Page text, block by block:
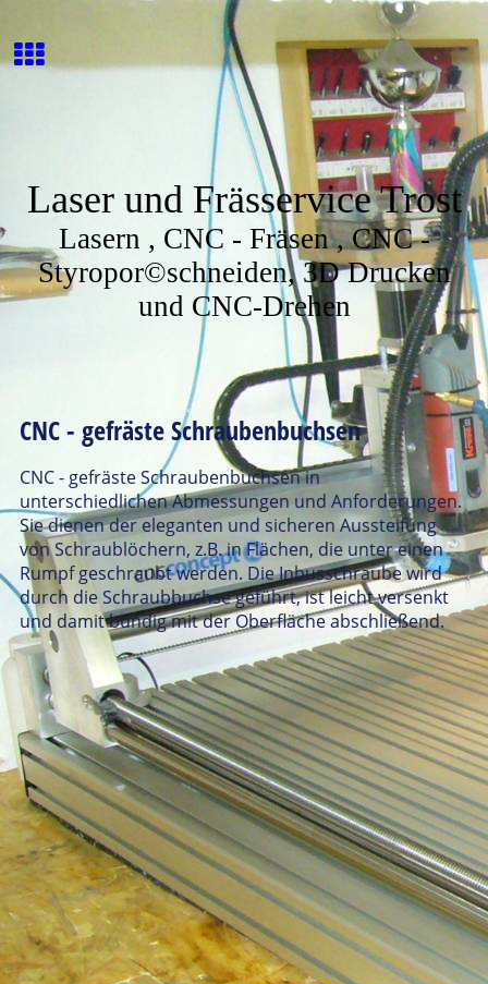
Laser und Frässervice Trost
Lasern , CNC - Fräsen , CNC -
Styropor©schneiden, 3D Drucken
und CNC-Drehen
CNC - gefräste Schraubenbuchsen
CNC - gefräste Schraubenbuchsen in
unterschiedlichen Abmessungen und Anforderungen.
Sie dienen der eleganten und sicheren Aussteifung
von Schraublöchern, z.B. in Flächen, die unter einen
Rumpf geschraubt werden. Die Inbusschraube wird
durch die Schraubbuchse geführt, ist leicht versenkt
und damit bündig mit der Oberfläche abschließend.